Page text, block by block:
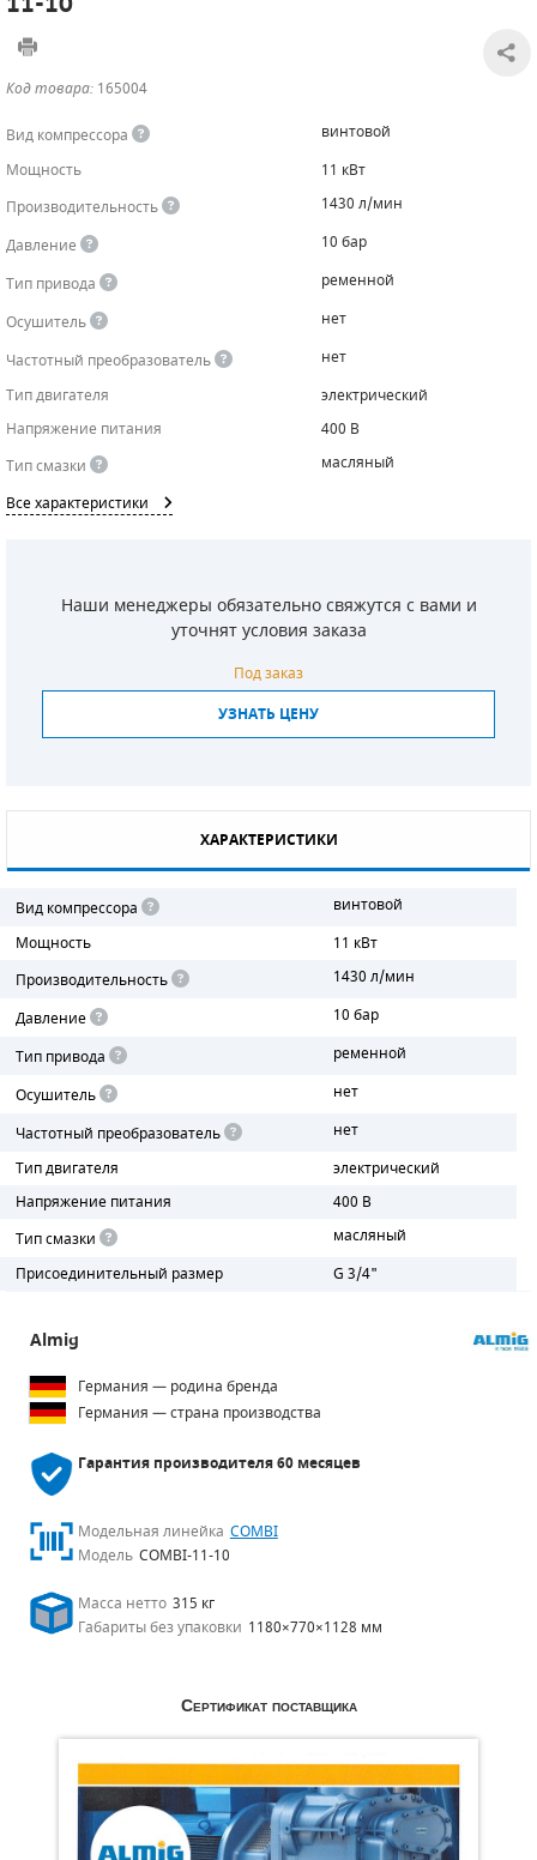
Код товара: 165004
Вид компрессора
винтовой
Мощность
11 кВт
Производительность
1430 л/мин
Давление
10 бар
Тип привода
ременной
Осушитель
нет
Частотный преобразователь
нет
Тип двигателя
электрический
Напряжение питания
400 В
Тип смазки
масляный
Все характеристики
Наши менеджеры обязательно свяжутся с вами и
уточнят условия заказа
Под заказ
УЗНАТЬ ЦЕНУ
ХАРАКТЕРИСТИКИ
Вид компрессора
винтовой
Мощность
11 кВт
Производительность
1430 л/мин
Давление
10 бар
Тип привода
ременной
Осушитель
нет
Частотный преобразователь
нет
Тип двигателя
электрический
Напряжение питания
400 В
Тип смазки
масляный
Присоединительный размер
G 3/4"
Almig
Германия — родина бренда
Германия — страна производства
Гарантия производителя60 месяцев
Модельная линейка COMBI
Модель COMBI-11-10
Масса нетто 315 кг
Габариты без упаковки 1180×770×1128 мм
Сертификат поставщика
САДОВАЯ ТЕХНИКА
ЧИЛЛЕРЫ
КАНАЛИЗАЦИОННЫЕ НАСОСЫ
БЕНЗИНОВЫЕ МОТОПОМПЫ
ТАЛИ И ТЕЛЬФЕРЫ
ОСВЕТИТЕЛЬНЫЕ МАЧТЫ
КОНТРОЛЛЕРЫ (БЛОКИ УПРАВЛЕНИЯ)
ПРЕДОХРАНИТЕЛЬНЫЕ КЛАПАНЫ
ОБРАТНЫЕ КЛАПАНЫ
РЕЛЕ ДАВЛЕНИЯ ДЛЯ ДЛЯ КОМПРЕССОРОВ
ДАТЧИКИ
РУКАВА ВЫСОКОГО ДАВЛЕНИЯ (РВД)
ЗАПЧАСТИ ДЛЯ ВИНТОВЫХ КОМПРЕССОРОВ
ФИЛЬТРОВ
ДЛЯ АДСОРБЦИОННЫХ ОСУШИТЕЛЕЙ
ДИЗЕЛЬНЫЕ ДВИГАТЕЛИ
ФИЛЬТРЫ ТОПЛИВНЫЕ
РАДИАТОРЫ
ПОДШИПНИКИ
ДЕТАЛИ ПОРШНЕВЫХ КОМПРЕССОРОВ
ДЕТАЛИ СПИРАЛЬНЫХ КОМПРЕССОРОВ
ДЕТАЛИ НАСОСНОЙ ЧАСТИ
ДЕТАЛИ ПОГРУЖНЫХ НАСОСОВ
ШЛАНГИ ДЛЯ МОТОПОМП